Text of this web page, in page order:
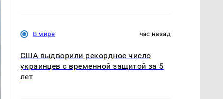
В мире час назад
США выдворили рекордное число
украинцев с временной защитой за 5
лет